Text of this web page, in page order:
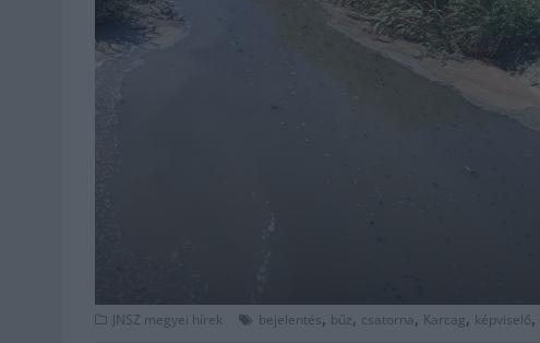
JNSZ megyei hírek bejelentés, bűz, csatorna, Karcag, képviselő,